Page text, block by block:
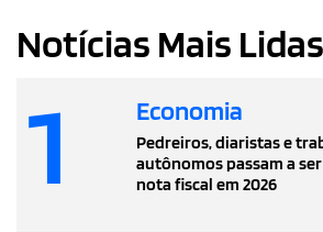
Notícias Mais Lidas
1 Economia
Pedreiros, diaristas e
autônomos passam a
nota fiscal em 2026